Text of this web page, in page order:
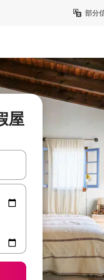
部分
屋
击或滑动手势浏览。